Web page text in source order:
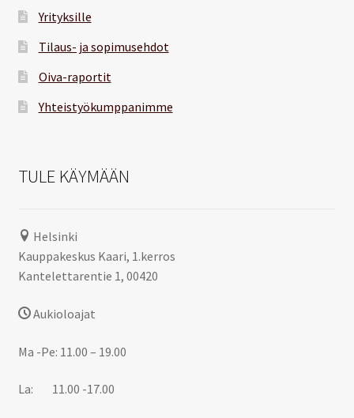
Yrityksille
Tilaus- ja sopimusehdot
Oiva-raportit
Yhteistyökumppanimme
TULE KÄYMÄÄN
Helsinki
Kauppakeskus Kaari, 1.kerros
Kantelettarentie 1, 00420
Aukioloajat
Ma -Pe: 11.00 – 19.00
La: 11.00 -17.00